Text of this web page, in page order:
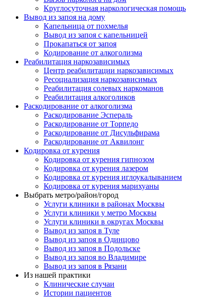
Круглосуточная наркологическая помощь
Вывод из запоя на дому
Капельница от похмелья
Вывод из запоя с капельницей
Прокапаться от запоя
Кодирование от алкоголизма
Реабилитация наркозависимых
Центр реабилитации наркозависимых
Ресоциализация наркозависимых
Реабилитация солевых наркоманов
Реабилитация алкоголиков
Раскодирование от алкоголизма
Раскодирование Эспераль
Раскодирование от Торпедо
Раскодирование от Дисульфирама
Раскодирование от Аквилонг
Кодировка от курения
Кодировка от курения гипнозом
Кодировка от курения лазером
Кодировка от курения иглоукалыванием
Кодировка от курения марихуаны
Выбрать метро/район/город
Услуги клиники в районах Москвы
Услуги клиники у метро Москвы
Услуги клиники в округах Москвы
Вывод из запоя в Туле
Вывод из запоя в Одинцово
Вывод из запоя в Подольске
Вывод из запоя во Владимире
Вывод из запоя в Рязани
Из нашей практики
Клинические случаи
Истории пациентов